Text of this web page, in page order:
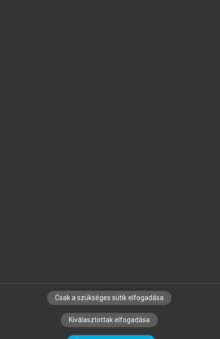
SZERZŐKNEK CÉGEKNEK KÖNYVTÁROSOKNAK
SZERKESZTÉSI ÉS LEKTORÁLÁSI ALAPELVEK
Csak a szükséges sütik elfogadása
Kiválasztottak elfogadása